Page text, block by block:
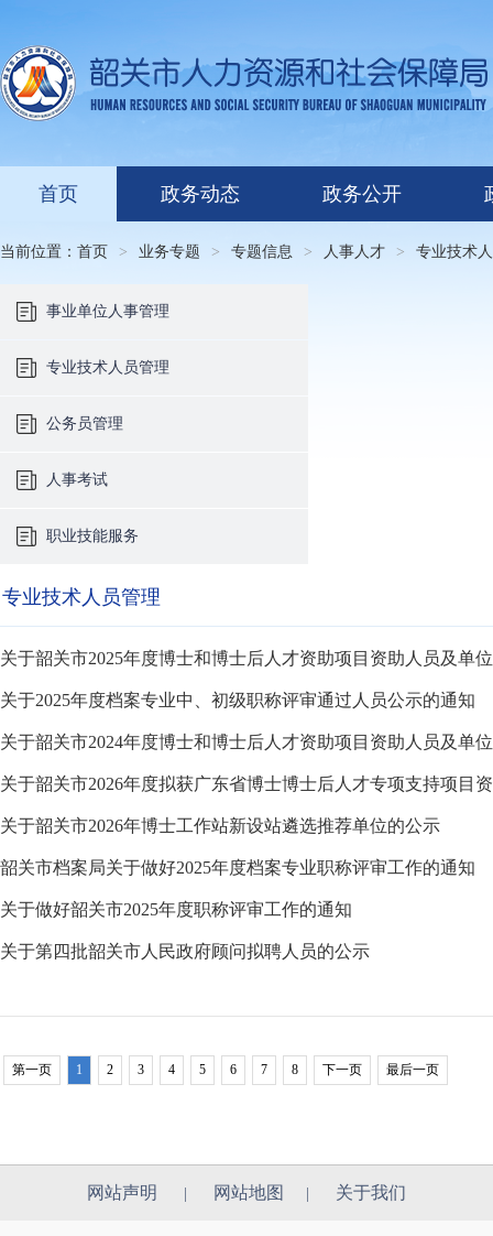
首页 政务动态 政务公开
当前位置： 首页 > 业务专题 > 专题信息 > 人事人才 > 专业技术
事业单位人事管理
专业技术人员管理
公务员管理
人事考试
职业技能服务
专业技术人员管理
关于韶关市2025年度博士和博士后人才资助项目资助人员及单
关于2025年度档案专业中、初级职称评审通过人员公示的通知
关于韶关市2024年度博士和博士后人才资助项目资助人员及单
关于韶关市2026年度拟获广东省博士博士后人才专项支持项目
关于韶关市2026年博士工作站新设站遴选推荐单位的公示
韶关市档案局关于做好2025年度档案专业职称评审工作的通知
关于做好韶关市2025年度职称评审工作的通知
关于第四批韶关市人民政府顾问拟聘人员的公示
第一页 1 2 3 4 5 6 7 8 下一页 最后一页
网站声明 网站地图 关于我们